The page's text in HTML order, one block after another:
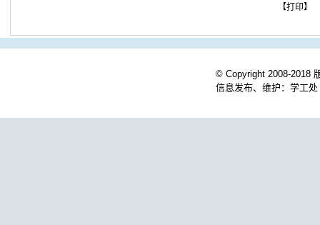
© Copyright 2008-2018
信息发布、维护：学工
【打印】